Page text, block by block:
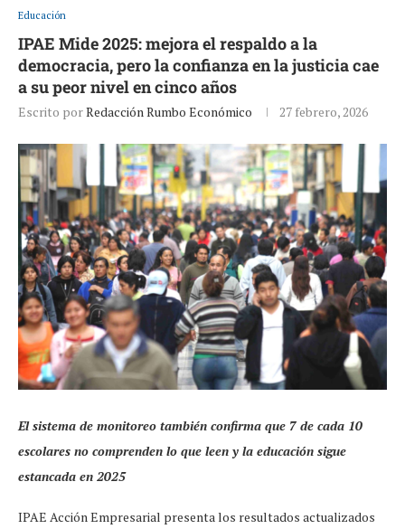
Educación
IPAE Mide 2025: mejora el respaldo a la
democracia, pero la confianza en la justicia cae
a su peor nivel en cinco años
Escrito porRedacción Rumbo Económico 27 febrero, 2026
El sistema de monitoreo también confirma que 7 de cada 10
escolares no comprenden lo que leen y la educación sigue
estancada en 2025
IPAE Acción Empresarial presenta los resultados actualizados